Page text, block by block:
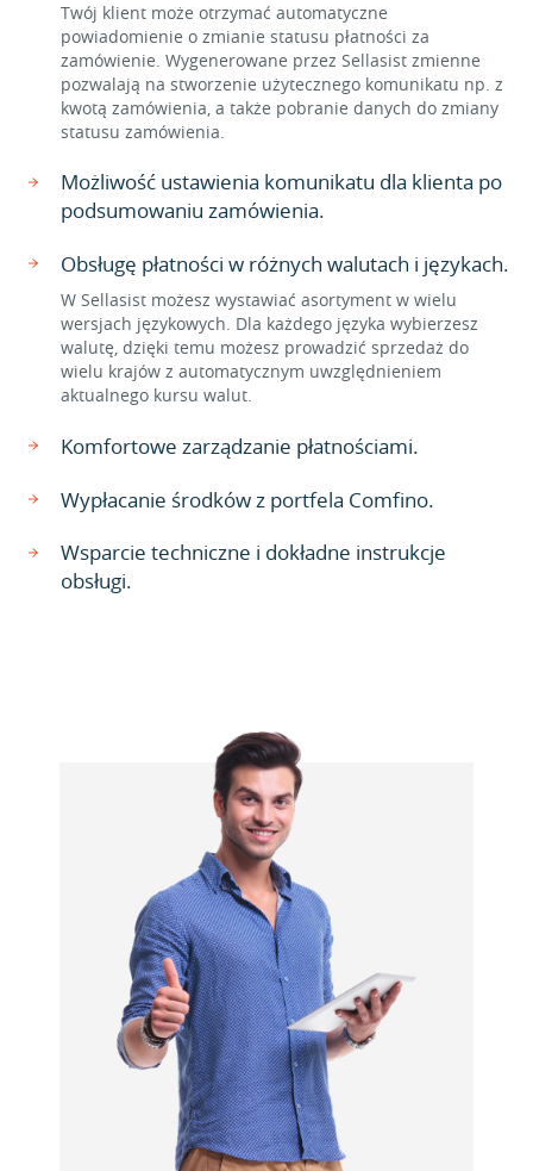
Twój klient może otrzymać automatyczne
powiadomienie o zmianie statusu płatności za
zamówienie. Wygenerowane przez Sellasist zmienne
pozwalają na stworzenie użytecznego komunikatu np. z
kwotą zamówienia, a także pobranie danych do zmiany
statusu zamówienia.
Możliwość ustawienia komunikatu dla klienta po
podsumowaniu zamówienia.
Obsługę płatności w różnych walutach i językach.
W Sellasist możesz wystawiać asortyment w wielu
wersjach językowych. Dla każdego języka wybierzesz
walutę, dzięki temu możesz prowadzić sprzedaż do
wielu krajów z automatycznym uwzględnieniem
aktualnego kursu walut.
Komfortowe zarządzanie płatnościami.
Wypłacanie środków z portfela Comfino.
Wsparcie techniczne i dokładne instrukcje
obsługi.